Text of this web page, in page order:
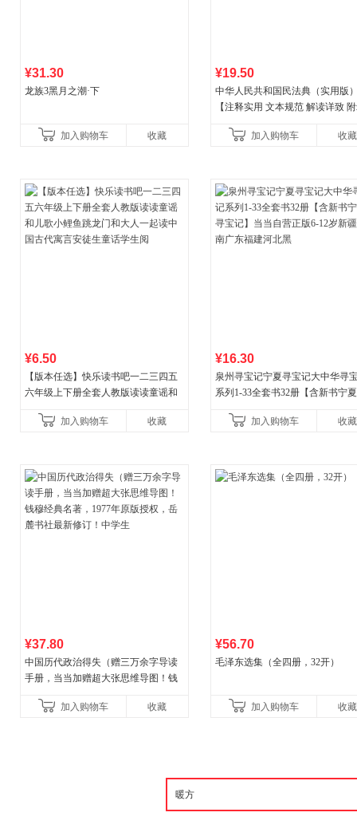
¥31.30
龙族3黑月之潮·下
加入购物车 收藏
¥19.50
中华人民共和国民法典（实用版
【注释实用 文本规范 解读详致
加入购物车
收藏
¥6.50
【版本任选】快乐读书吧一二三四五
六年级上下册全套人教版读读童谣和
古代寓言安徒生童话学生阅
加入购物车 收藏
¥16.30
泉州寻宝记宁夏寻宝记大中华寻
系列1-33全套书32册【含新书宁
广东福建河北黑
加入购物车 收藏
¥37.80
中国历代政治得失（赠三万余字导读
手册，当当加赠超大张思维导图！钱
书社最新修订！中学生
加入购物车 收藏
¥56.70
毛泽东选集（全四册，32开）
加入购物车 收藏